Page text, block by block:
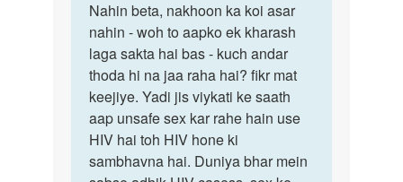
to
Sir
kise
hiv
pesant
ke
nakun…
by
Nahin
beta,
nakhoon
ka
koi…
Nahin beta, nakhoon ka koi asar
nahin - woh to aapko ek kharash
laga sakta hai bas - kuch andar
thoda hi na jaa raha hai? fikr mat
keejiye. Yadi jis viykati ke saath
aap unsafe sex kar rahe hain use
HIV hai toh HIV hone ki
sambhavna hai. Duniya bhar mein